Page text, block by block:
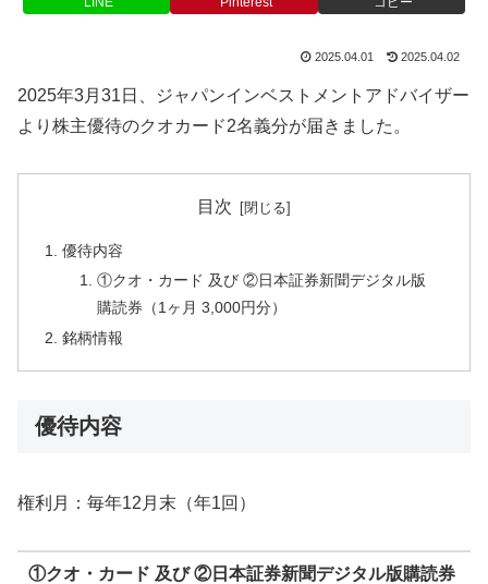
2025.04.01 2025.04.02
2025年3月31日、ジャパンインベストメントアドバイザー
より株主優待のクオカード2名義分が届きました。
目次
優待内容
①クオ・カード 及び ②日本証券新聞デジタル版
購読券（1ヶ月 3,000円分）
銘柄情報
優待内容
権利月：毎年12月末（年1回）
①クオ・カード 及び ②日本証券新聞デジタル版購読券